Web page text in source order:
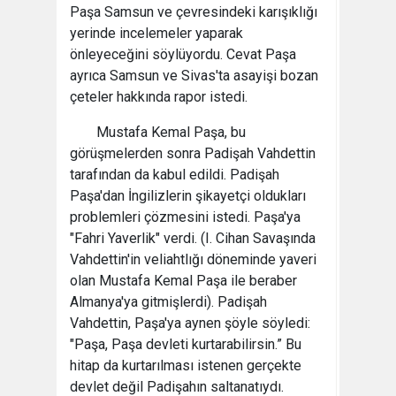
Paşa Samsun ve çevresindeki karışıklığı
yerinde incelemeler yaparak
önleyeceğini söylüyordu. Cevat Paşa
ayrıca Samsun ve Sivas'ta asayişi bozan
çeteler hakkında rapor istedi.
Mustafa Kemal Paşa, bu
görüşmelerden sonra Padişah Vahdettin
tarafından da kabul edildi. Padişah
Paşa'dan İngilizlerin şikayetçi oldukları
problemleri çözmesini istedi. Paşa'ya
"Fahri Yaverlik" verdi. (I. Cihan Savaşında
Vahdettin'in veliahtlığı döneminde yaveri
olan Mustafa Kemal Paşa ile beraber
Almanya'ya gitmişlerdi). Padişah
Vahdettin, Paşa'ya aynen şöyle söyledi:
"Paşa, Paşa devleti kurtarabilirsin.” Bu
hitap da kurtarılması istenen gerçekte
devlet değil Padişahın saltanatıydı.